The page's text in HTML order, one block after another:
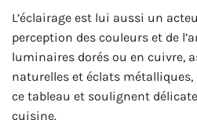
L’éclairage est lui aussi un
perception des couleurs et de
luminaires dorés ou en cuivre,
naturelles et éclats
ce tableau et soulignent
cuisine.